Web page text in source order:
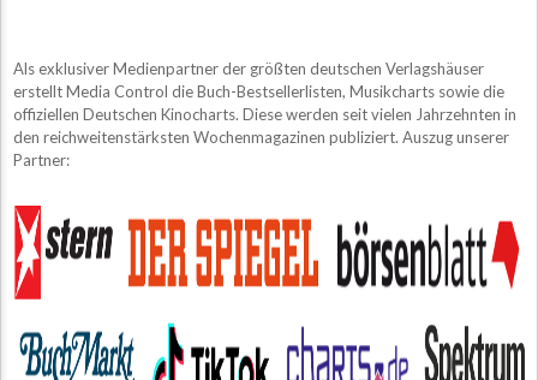
Als exklusiver Medienpartner der größten deutschen Verlagshäuser
erstellt Media Control die Buch-Bestsellerlisten, Musikcharts sowie die
offiziellen Deutschen Kinocharts. Diese werden seit vielen Jahrzehnten in
den reichweitenstärksten Wochenmagazinen publiziert. Auszug unserer
Partner: